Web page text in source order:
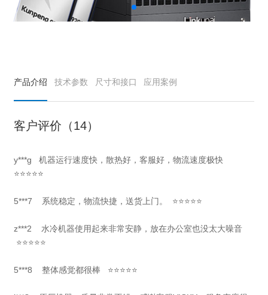
产品介绍 技术参数 尺寸和接口 应用案例
客户评价（14）
y***g机器运行速度快，散热好，客服好，物流速度极快
⭐⭐⭐⭐⭐
5***7 系统稳定，物流快捷，送货上门。 ⭐⭐⭐⭐⭐
z***2 水冷机器使用起来非常安静，放在办公室也没太大噪音
⭐⭐⭐⭐⭐
5***8 整体感觉都很棒 ⭐⭐⭐⭐⭐